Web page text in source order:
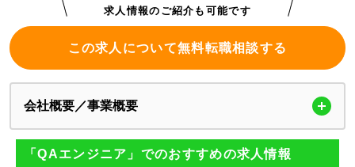
求人情報のご紹介も可能です
この求人について無料転職相談する
会社概要／事業概要
「QAエンジニア」でのおすすめの求人情報